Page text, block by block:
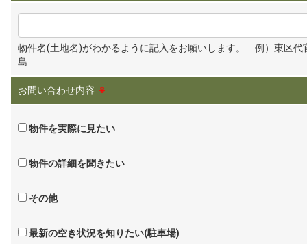
物件名(土地名)がわかるように記入をお願いします。 例）東区代
島
お問い合わせ内容 ※
物件を実際に見たい
物件の詳細を聞きたい
その他
最新の空き状況を知りたい(駐車場)